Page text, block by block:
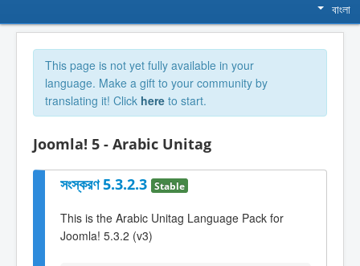
বাংলা
This page is not yet fully available in your
language. Make a gift to your community by
translating it! Click here to start.
Joomla! 5 - Arabic Unitag
সংস্করণ 5.3.2.3 Stable
This is the Arabic Unitag Language Pack for
Joomla! 5.3.2 (v3)